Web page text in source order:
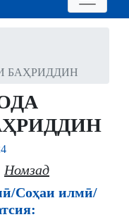
БАҲРИДДИН
Номзад
Соҳаи илмӣ/